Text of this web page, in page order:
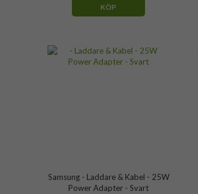
KÖP
Samsung - Laddare & Kabel - 25W
Power Adapter - Svart